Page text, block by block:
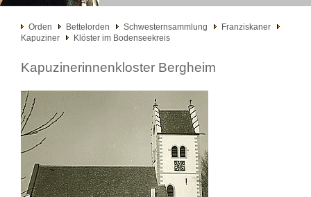
Orden Bettelorden Schwesternsammlung
Franziskaner
Kapuziner
Klöster im Bodenseekreis
Kapuzinerinnenkloster Bergheim